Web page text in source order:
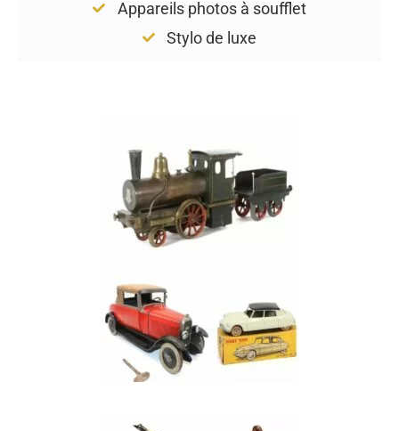
Appareils photos à soufflet
Stylo de luxe